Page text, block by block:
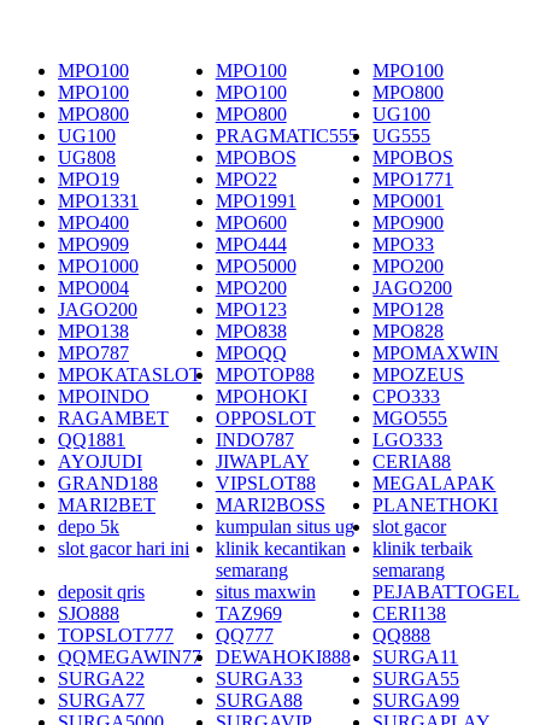
MPO100 MPO100
MPO100
MPO100
MPO100
MPO800
MPO800
MPO800
UG100
UG100
PRAGMATIC555
UG555
UG808
MPOBOS
MPOBOS
MPO19
MPO22
MPO1771
MPO1331
MPO1991
MPO001
MPO400
MPO600
MPO900
MPO909
MPO444
MPO33
MPO1000
MPO5000
MPO200
MPO004
MPO200
JAGO200
JAGO200
MPO123
MPO128
MPO138
MPO838
MPO828
MPO787
MPOQQ
MPOMAXWIN
MPOKATASLOT
MPOTOP88
MPOZEUS
MPOINDO
MPOHOKI
CPO333
RAGAMBET
OPPOSLOT
MGO555
QQ1881
INDO787
LGO333
AYOJUDI
JIWAPLAY
CERIA88
GRAND188
VIPSLOT88
MEGALAPAK
MARI2BET
MARI2BOSS
PLANETHOKI
depo 5k
kumpulan situs ug
slot gacor
slot gacor hari ini
klinik kecantikan
semarang
klinik terbaik
semarang
deposit qris
situs maxwin
PEJABATTOGEL
SJO888
TAZ969
CERI138
TOPSLOT777
QQ777
QQ888
QQMEGAWIN77
DEWAHOKI888
SURGA11
SURGA22
SURGA33
SURGA55
SURGA77
SURGA88
SURGA99